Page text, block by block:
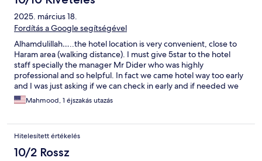
2025. március 18.
Fordítás a Google segítségével
Alhamdulillah…..the hotel location is very convenient, close to
Haram area (walking distance). I must give 5star to the hotel
staff specially the manager Mr Dider who was highly
professional and so helpful. In fact we came hotel way too early
and I was just asking if we can check in early and if needed we
would pay extra. They helped us for early checking without any
fees specially during the busiest season of the Ramadan.
Mahmood, 1 éjszakás utazás
Hitelesített értékelés
10/2 Rossz